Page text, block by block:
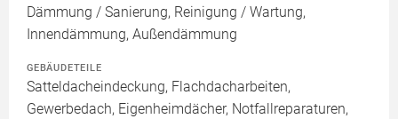
Dämmung / Sanierung, Reinigung / Wartung,
Innendämmung, Außendämmung
GEBÄUDETEILE
Satteldacheindeckung, Flachdacharbeiten,
Gewerbedach, Eigenheimdächer, Notfallreparaturen,